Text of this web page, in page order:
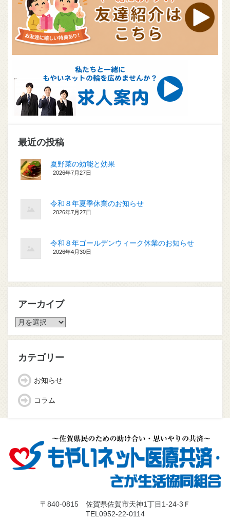
最近の投稿
夏野菜の効能と効果
2026年7月27日
令和８年夏季休業のお知らせ
2026年7月27日
令和８年ゴールデンウィーク休業のお知らせ
2026年4月30日
アーカイブ
ア
カ
ブ
カテゴリー
お知らせ
コラム
〒840-0815 佐賀県佐賀市天神1丁目1-24-3Ｆ
TEL0952-22-0114